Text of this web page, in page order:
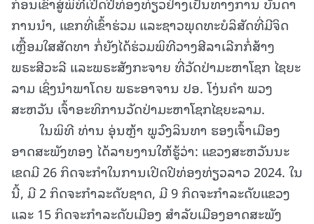
ການນໍາ, ແຂກທີ່ເຂົ້າຮ່ວມ ແລະຊາວພຸດທະບໍລິສັດທີ່ມີຈິດ
ເຫຼື້ອມໃສສັດທາ ກໍ່ຍັງໄດ້ຮ່ວມພິທີວາງສີລາເລີກກໍ່ສ້າງ
ພຣະສີວະລີ ແລະພຣະສັງກະຈາຍ ທີ່ວັດປ່າມະຫາໂຊກ ໄຊຍະ
ລາມ ເຊິ່ງນໍາພາໂດຍ ພຣະອາຈານ ປອ. ໂງ່ນຄໍາ ພວງ
ສະຫວັນ ເຈົ້າອະທິການວັດປ່າມະຫາໂຊກໄຊຍະລາມ.
ໃນພິທີ ທ່ານ ອຸ່ນຫຼ້າ ພູວົງລິນທາ ຮອງເຈົ້າເມືອງ
ອາດສະພັງທອງ ໄດ້ລາຍງານໃຫ້ຮູ້ວ່າ: ແຂວງສະຫວັນນະ
ເຂດມີ 26 ກິດຈະກໍາໃນການເປີດປີທ່ອງທ່ຽວລາວ 2024. ໃນ
ນີ້, ມີ 2 ກິດຈະກໍາລະດັບຊາດ, ມີ 9 ກິດຈະກໍາລະດັບແຂວງ
ແລະ 15 ກິດຈະກໍາລະດັບເມືອງ ສໍາລັບເມືອງອາດສະພັງ